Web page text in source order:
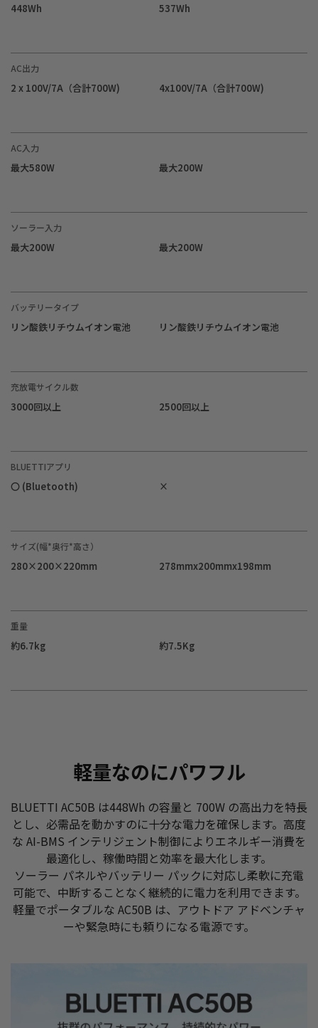
448Wh
AC出力
2 x 100V/7A（合計700W)
AC入力
最大580W
ソーラー入力
最大200W
バッテリータイプ
リン酸鉄リチウムイオン電池
充放電サイクル数
3000回以上
BLUETTIアプリ
〇 (Bluetooth)
サイズ(幅*奥行*高さ）
280×200×220mm
重量
約6.7kg
537Wh
4x100V/7A（合計700W)
最大200W
最大200W
リン酸鉄リチウムイオン電池
2500回以上
×
278mmx200mmx198mm
約7.5Kg
軽量なのにパワフル
BLUETTI AC50B は448Wh の容量と 700W の高出力を特長
とし、必需品を動かすのに十分な電力を確保します。高度
な AI-BMS インテリジェント制御によりエネルギー消費を
最適化し、稼働時間と効率を最大化します。
ソーラー パネルやバッテリー パックに対応し柔軟に充電
可能で、中断することなく継続的に電力を利用できます。
軽量でポータブルな AC50B は、アウトドア アドベンチャ
ーや緊急時にも頼りになる電源です。